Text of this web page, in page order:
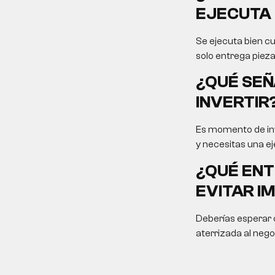
EJECUTA
Se ejecuta bien
solo entrega
¿QUÉ
Es momento de
y necesitas una
¿QUÉ
EVITAR
Deberías esperar
aterrizada al